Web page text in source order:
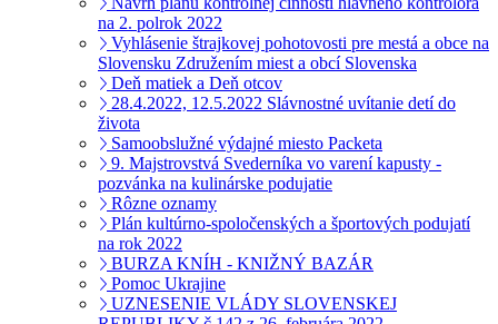
na 2. polrok 2022
Vyhlásenie štrajkovej pohotovosti pre mestá a obce na
Slovensku Združením miest a obcí Slovenska
Deň matiek a Deň otcov
28.4.2022, 12.5.2022 Slávnostné uvítanie detí do
života
Samoobslužné výdajné miesto Packeta
9. Majstrovstvá Svederníka vo varení kapusty -
pozvánka na kulinárske podujatie
Rôzne oznamy
Plán kultúrno-spoločenských a športových podujatí
na rok 2022
BURZA KNÍH - KNIŽNÝ BAZÁR
Pomoc Ukrajine
UZNESENIE VLÁDY SLOVENSKEJ